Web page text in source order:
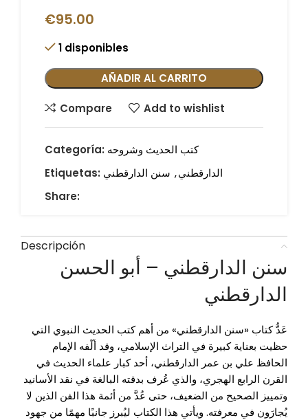
€95.00
1 disponibles
AÑADIR AL CARRITO
Compare Add to wishlist
Categoría: كتب الحديث وشروحه
Etiquetas:
الدارقطني, سنن الدارقطني
Share:
Descripción
سنن الدارقطني – أبو الحسن
الدارقطني
عَدُّ كتاب «سنن الدارقطني» من أهم كتب الحديث النبوي التي
حظيت بعناية كبيرة في التراث الإسلامي، وقد ألّفه الإمام
الحافظ علي بن عمر الدارقطني، أحد كبار علماء الحديث في
القرن الرابع الهجري، والذي عُرف بدقته البالغة في نقد الأسانيد
وتمييز الصحيح من الضعيف، حتى عُدَّ من أئمة هذا الفن الذين لا
يُجارَون في معرفته. ويأتي هذا الكتاب ليُبرز جانبًا مهمًا من جهود